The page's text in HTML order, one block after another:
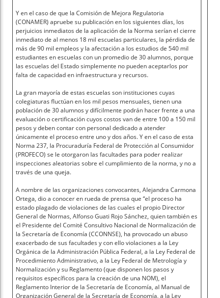
Y en el caso de que la Comisión de Mejora Regulatoria
(CONAMER) apruebe su publicación en los siguientes días, los
perjuicios inmediatos de la aplicación de la Norma serían el cierre
inmediato de al menos 18 mil escuelas particulares, la pérdida de
más de 90 mil empleos y la afectación a los estudios de 540 mil
estudiantes en escuelas con un promedio de 30 alumnos, porque
las escuelas del Estado simplemente no pueden aceptarlos por
falta de capacidad en infraestructura y recursos.
La gran mayoría de estas escuelas son instituciones cuyas
colegiaturas fluctúan en los mil pesos mensuales, tienen una
población de 30 alumnos y difícilmente podrán hacer frente a una
evaluación o certificación cuyos costos van de entre 100 a 150 mil
pesos y deben contar con personal dedicado a atender
únicamente el proceso entre uno y dos años. Y en el caso de esta
Norma 237, la Procuraduría Federal de Protección al Consumidor
(PROFECO) se le otorgaron las facultades para poder realizar
inspecciones aleatorias sobre el cumplimiento de la norma, y no a
través de una queja.
A nombre de las organizaciones convocantes, Alejandra Carmona
Ortega, dio a conocer en rueda de prensa que “el proceso ha
estado plagado de violaciones de las cuales el propio Director
General de Normas, Alfonso Guati Rojo Sánchez, quien también es
el Presidente del Comité Consultivo Nacional de Normalización de
la Secretaría de Economía (CCONNSE), ha provocado un abuso
exacerbado de sus facultades y con ello violaciones a la Ley
Orgánica de la Administración Pública Federal, a la Ley Federal de
Procedimiento Administrativo, a la Ley Federal de Metrología y
Normalización y su Reglamento (que disponen los pasos y
requisitos específicos para la creación de una NOM), el
Reglamento Interior de la Secretaría de Economía, al Manual de
Organización General de la Secretaría de Economía, a la Ley